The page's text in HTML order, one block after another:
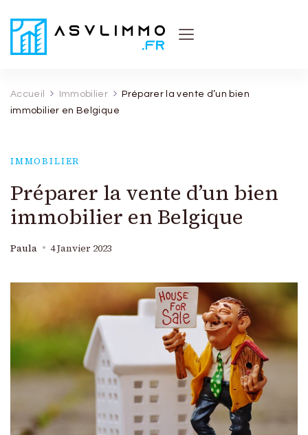
Accueil Immobilier
Préparer la vente d’un bien
immobilier en Belgique
IMMOBILIER
Préparer la vente d’un bien
immobilier en Belgique
Paula 4 Janvier 2023